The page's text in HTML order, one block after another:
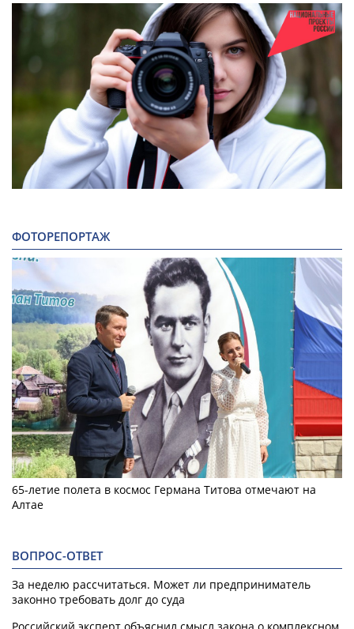
ФОТОРЕПОРТАЖ
65-летие полета в космос Германа Титова отмечают на
Алтае
ВОПРОС-ОТВЕТ
За неделю рассчитаться. Может ли предприниматель
законно требовать долг до суда